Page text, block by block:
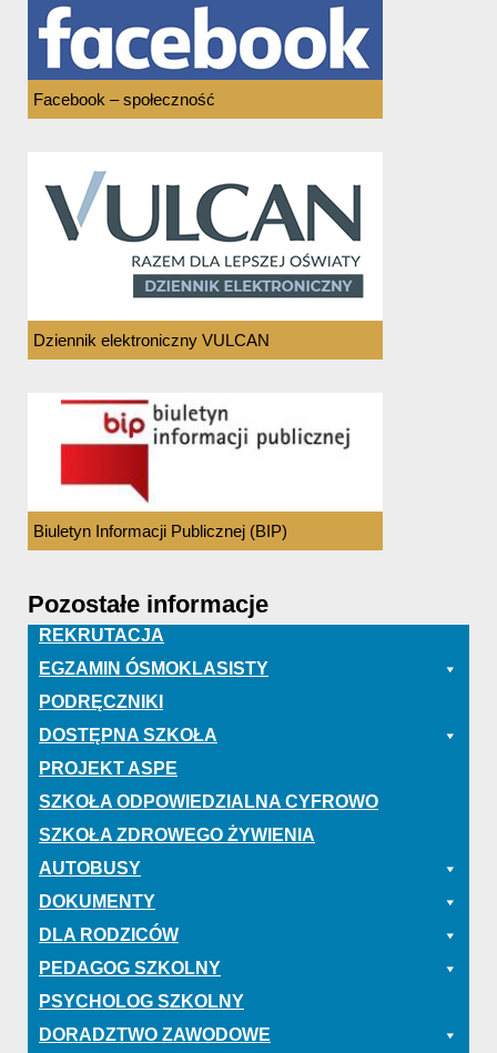
Facebook – społeczność
Dziennik elektroniczny VULCAN
Biuletyn Informacji Publicznej (BIP)
Pozostałe informacje
REKRUTACJA
EGZAMIN ÓSMOKLASISTY
PODRĘCZNIKI
DOSTĘPNA SZKOŁA
PROJEKT ASPE
SZKOŁA ODPOWIEDZIALNA CYFROWO
SZKOŁA ZDROWEGO ŻYWIENIA
AUTOBUSY
DOKUMENTY
DLA RODZICÓW
PEDAGOG SZKOLNY
PSYCHOLOG SZKOLNY
DORADZTWO ZAWODOWE